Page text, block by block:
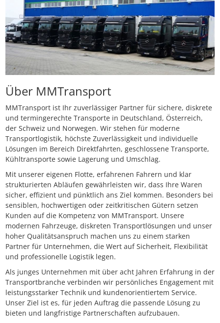
Über MMTransport
MMTransport ist Ihr zuverlässiger Partner für sichere, diskrete
und termingerechte Transporte in Deutschland, Österreich,
der Schweiz und Norwegen. Wir stehen für moderne
Transportlogistik, höchste Zuverlässigkeit und individuelle
Lösungen im Bereich Direktfahrten, geschlossene Transporte,
Kühltransporte sowie Lagerung und Umschlag.
Mit unserer eigenen Flotte, erfahrenen Fahrern und klar
strukturierten Abläufen gewährleisten wir, dass Ihre Waren
sicher, effizient und pünktlich ans Ziel kommen. Besonders bei
sensiblen, hochwertigen oder zeitkritischen Gütern setzen
Kunden auf die Kompetenz von MMTransport. Unsere
modernen Fahrzeuge, diskreten Transportlösungen und unser
hoher Qualitätsanspruch machen uns zu einem starken
Partner für Unternehmen, die Wert auf Sicherheit, Flexibilität
und professionelle Logistik legen.
Als junges Unternehmen mit über acht Jahren Erfahrung in der
Transportbranche verbinden wir persönliches Engagement mit
leistungsstarker Technik und kundenorientiertem Service.
Unser Ziel ist es, für jeden Auftrag die passende Lösung zu
bieten und langfristige Partnerschaften aufzubauen.